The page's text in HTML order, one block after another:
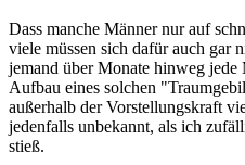
Dass manche Männer nur auf
viele müssen sich dafür auch gar
jemand über Monate hinweg
Aufbau eines solchen
außerhalb der Vorstellungskraft
jedenfalls unbekannt, als ich
stieß.